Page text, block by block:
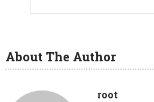
About The Author
root